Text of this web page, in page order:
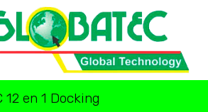
en 1 Docking